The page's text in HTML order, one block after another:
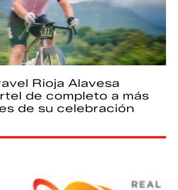
Rioja Alavesa
de completo a más
de su celebración